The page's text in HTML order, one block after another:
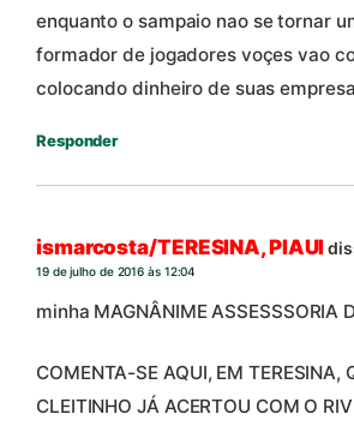
enquanto o sampaio nao se tornar
formador de jogadores voçes vao
colocando dinheiro de suas
Responder
ismarcosta/TERESINA, PIAUI
19 de julho de 2016 às 12:04
minha MAGNÂNIME ASSESSSORIA
COMENTA-SE AQUI, EM TERESINA,
CLEITINHO JÁ ACERTOU COM O